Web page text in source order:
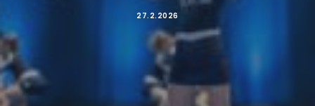
27.2.2026